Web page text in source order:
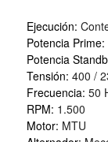
Ejecución:
Potencia Prime:
Potencia
Tensión: 400 /
Frecuencia: 50
RPM: 1.500
Motor: MTU